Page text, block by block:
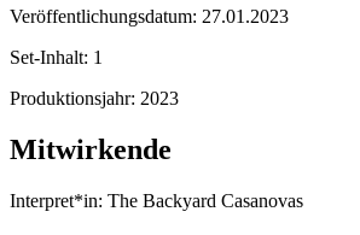
Veröffentlichungsdatum: 27.01.2023
Set-Inhalt: 1
Produktionsjahr: 2023
Mitwirkende
Interpret*in: The Backyard Casanovas